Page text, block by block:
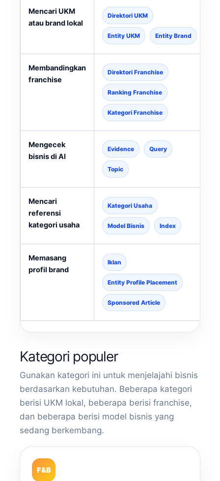
Mencari UKM
atau brand lokal
Direktori UKM
Entity UKM Entity Brand
Membandingkan
franchise
Direktori Franchise
Ranking Franchise
Kategori Franchise
Mengecek
bisnis di AI
Evidence Query
Topic
Mencari
referensi
kategori usaha
Kategori Usaha
Model Bisnis Index
Memasang
profil brand
Iklan
Entity Profile Placement
Sponsored Article
Kategori populer
Gunakan kategori ini untuk menjelajahi bisnis
berdasarkan kebutuhan. Beberapa kategori
berisi UKM lokal, beberapa berisi franchise,
dan beberapa berisi model bisnis yang
sedang berkembang.
F&B